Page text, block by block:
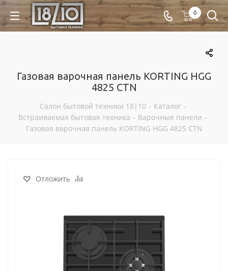
0
Газовая варочная панель KORTING HGG
4825 CTN
Салон бытовой техники 18|10 - Каталог -
Встраиваемая бытовая техника - Варочные панели -
Газовая варочная панель KORTING HGG 4825 CTN
Отложить